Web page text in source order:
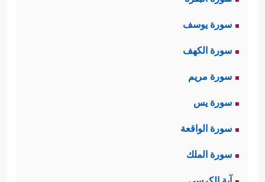
سورة يوسف
سورة الكهف
سورة مريم
سورة يس
سورة الواقعة
سورة الملك